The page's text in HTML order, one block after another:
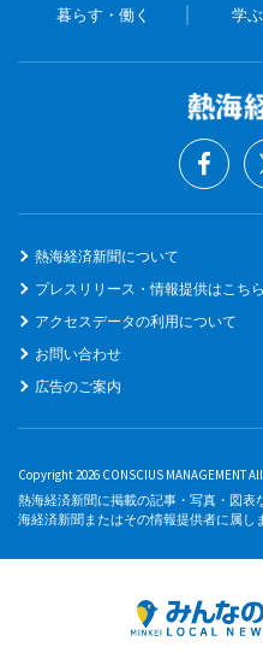
暮らす・働く 学
熱海経済新聞について
プレスリリース・情報提供はこち
アクセスデータの利用について
お問い合わせ
広告のご案内
Copyright 2026 CONSCIUS MANAGEMENT
熱海経済新聞に掲載の記事・写真・図
海経済新聞またはその情報提供者に属し